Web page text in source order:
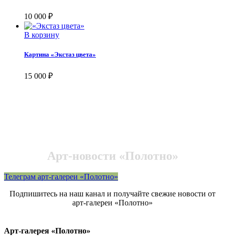
10 000 ₽
В корзину
Картина «Экстаз цвета»
15 000 ₽
Арт-новости «Полотно»
Телеграм арт-галереи «Полотно»
Подпишитесь на наш канал и получайте свежие новости от
арт-галереи «Полотно»
Арт-галерея «Полотно»